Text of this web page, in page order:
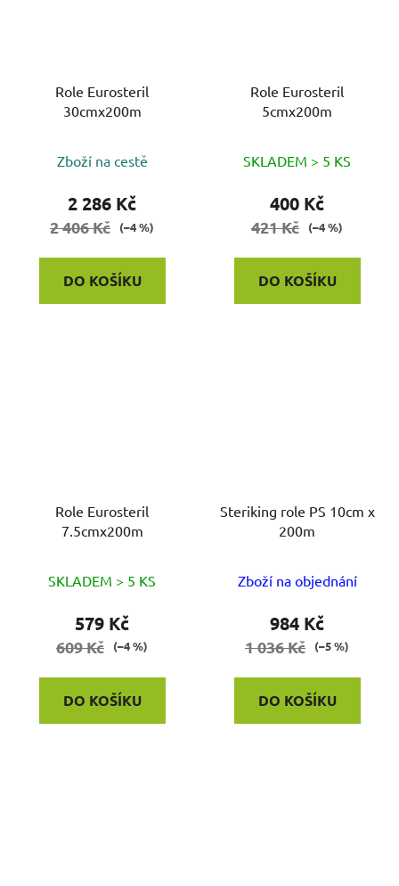
Role Eurosteril
30cmx200m
Zboží na cestě
2 286 Kč
2 406 Kč (–4 %)
DO KOŠÍKU
Role Eurosteril
5cmx200m
SKLADEM > 5 KS
400 Kč
421 Kč (–4 %)
DO KOŠÍKU
Role Eurosteril
7.5cmx200m
SKLADEM > 5 KS
579 Kč
609 Kč (–4 %)
DO KOŠÍKU
Steriking role PS 10cm x
200m
Zboží na objednání
984 Kč
1 036 Kč (–5 %)
DO KOŠÍKU